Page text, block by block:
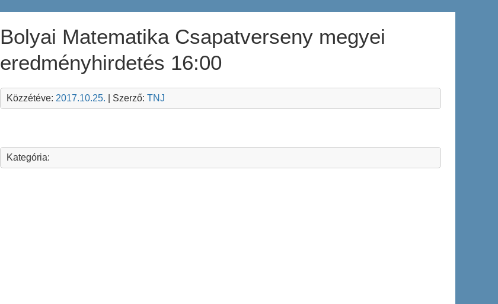
Bolyai Matematika Csapatverseny megyei
eredményhirdetés 16:00
Közzétéve: 2017.10.25. | Szerző: TNJ
Kategória: